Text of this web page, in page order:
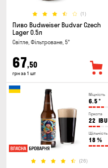
(1)
Пиво Budweiser Budvar Czech
Lager 0.5л
Світле, Фільтроване, 5°
67,50
грн за 1 шт
Міцність
6.5 °
Гіркота
22 IBU
Щільність
18 %
(26)